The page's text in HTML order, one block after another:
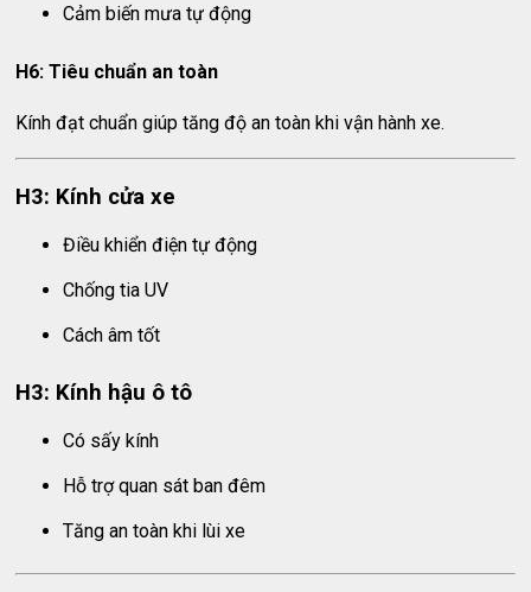
Cảm biến mưa tự động
H6: Tiêu chuẩn an toàn
Kính đạt chuẩn giúp tăng độ an toàn khi vận hành xe.
H3: Kính cửa xe
Điều khiển điện tự động
Chống tia UV
Cách âm tốt
H3: Kính hậu ô tô
Có sấy kính
Hỗ trợ quan sát ban đêm
Tăng an toàn khi lùi xe